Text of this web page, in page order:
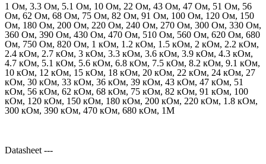
1 Ом, 3.3 Ом, 5.1 Ом, 10 Ом, 22 Ом, 43 Ом, 47 Ом, 51 Ом, 56
Ом, 62 Ом, 68 Ом, 75 Ом, 82 Ом, 91 Ом, 100 Ом, 120 Ом, 150
Ом, 180 Ом, 200 Ом, 220 Ом, 240 Ом, 270 Ом, 300 Ом, 330 Ом,
360 Ом, 390 Ом, 430 Ом, 470 Ом, 510 Ом, 560 Ом, 620 Ом, 680
Ом, 750 Ом, 820 Ом, 1 кОм, 1.2 кОм, 1.5 кОм, 2 кОм, 2.2 кОм,
2.4 кОм, 2.7 кОм, 3 кОм, 3.3 кОм, 3.6 кОм, 3.9 кОм, 4.3 кОм,
4.7 кОм, 5.1 кОм, 5.6 кОм, 6.8 кОм, 7.5 кОм, 8.2 кОм, 9.1 кОм,
10 кОм, 12 кОм, 15 кОм, 18 кОм, 20 кОм, 22 кОм, 24 кОм, 27
кОм, 30 кОм, 33 кОм, 36 кОм, 39 кОм, 43 кОм, 47 кОм, 51
кОм, 56 кОм, 62 кОм, 68 кОм, 75 кОм, 82 кОм, 91 кОм, 100
кОм, 120 кОм, 150 кОм, 180 кОм, 200 кОм, 220 кОм, 1.8 кОм,
300 кОм, 390 кОм, 470 кОм, 680 кОм, 1M
Datasheet ---